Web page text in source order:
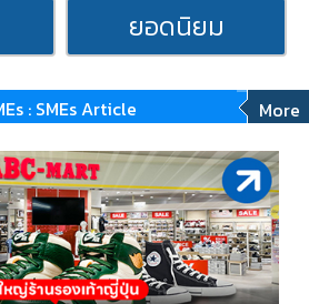
ยอดนิยม
: SMEs Article More